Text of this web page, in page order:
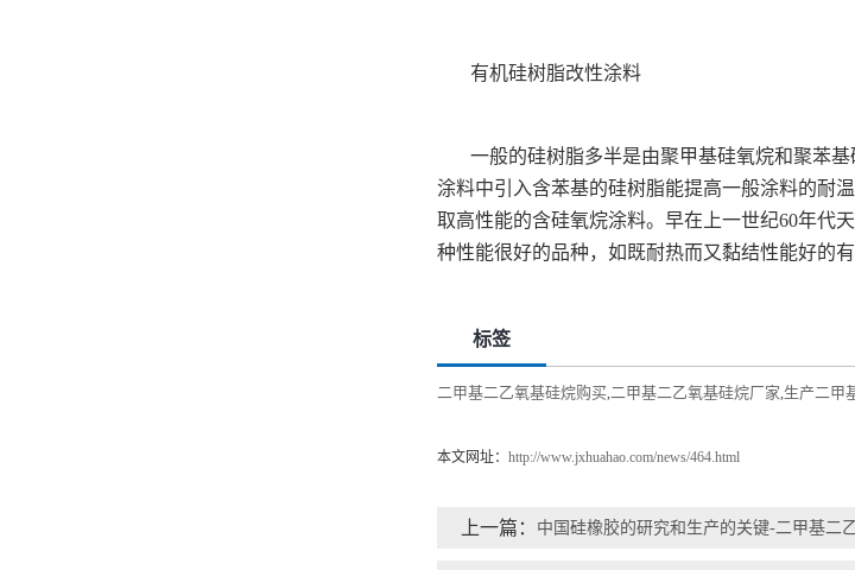
有机硅树脂改性涂料
一般的硅树脂多半是由聚甲基硅氧烷和聚苯
涂料中引入含苯基的硅树脂能提高一般涂料的耐
取高性能的含硅氧烷涂料。早在上一世纪60年代
种性能很好的品种，如既耐热而又黏结性能好的
标签
二甲基二乙氧基硅烷购买,二甲基二乙氧基硅烷厂家,生产二甲
本文网址： http://www.jxhuahao.com/news/464.html
上一篇： 中国硅橡胶的研究和生产的关键-二甲基二